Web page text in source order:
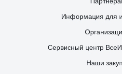
Информация для
Сервисный центр
Наши